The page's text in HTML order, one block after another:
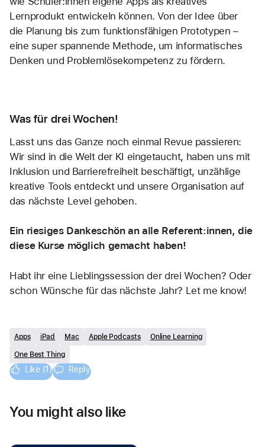
Lernprodukt entwickeln können. Von der Idee über
die Planung bis zum funktionsfähigen Prototypen –
eine super spannende Methode, um informatisches
Denken und Problemlösekompetenz zu fördern.
Was für drei Wochen!
Lasst uns das Ganze noch einmal Revue passieren:
Wir sind in die Welt der KI eingetaucht, haben uns mit
Inklusion und Barrierefreiheit beschäftigt, unzählige
kreative Tools entdeckt und unsere Organisation auf
das nächste Level gehoben.
Ein riesiges Dankeschön an alle Referent:innen, die
diese Kurse möglich gemacht haben!
Habt ihr eine Lieblingssession der drei Wochen? Oder
schon Wünsche für das nächste Jahr? Let me know!
Apps iPad Mac Apple Podcasts Online Learning
One Best Thing
Like (1) Reply
You might also like